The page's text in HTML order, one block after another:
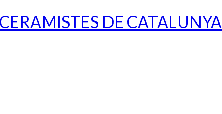
DE CATALUNYA